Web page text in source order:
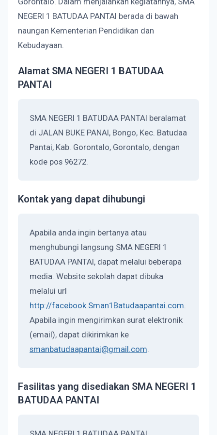
NEGERI 1 BATUDAA PANTAI berada di bawah
naungan Kementerian Pendidikan dan
Kebudayaan.
Alamat SMA NEGERI 1 BATUDAA
PANTAI
SMA NEGERI 1 BATUDAA PANTAI beralamat
di JALAN BUKE PANAI, Bongo, Kec. Batudaa
Pantai, Kab. Gorontalo, Gorontalo, dengan
kode pos 96272.
Kontak yang dapat dihubungi
Apabila anda ingin bertanya atau
menghubungi langsung SMA NEGERI 1
BATUDAA PANTAI, dapat melalui beberapa
media. Website sekolah dapat dibuka
melalui url
http://facebook.Sman1Batudaapantai.com.
Apabila ingin mengirimkan surat elektronik
(email), dapat dikirimkan ke
smanbatudaapantai@gmail.com.
Fasilitas yang disediakan SMA NEGERI 1
BATUDAA PANTAI